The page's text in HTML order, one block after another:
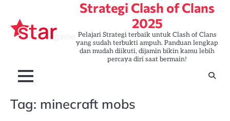
content
Strategi Clash of Clans
2025
Pelajari Strategi terbaik untuk Clash of Clans
yang sudah terbukti ampuh. Panduan lengkap
dan mudah diikuti, dijamin bikin kamu lebih
percaya diri saat bermain!
Tag: minecraft mobs